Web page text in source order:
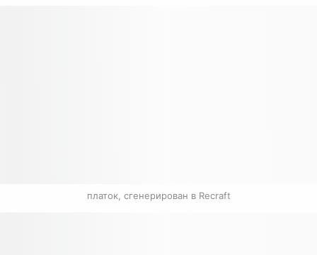
платок, сгенерирован в Recraft